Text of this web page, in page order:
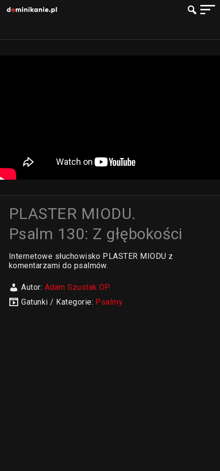
PLASTER MIODU.
Psalm 130: Z głębokości
Internetowe słuchowisko PLASTER MIODU z
komentarzami do psalmów.
Autor: Adam Szustak OP
Gatunki / Kategorie: Psalmy